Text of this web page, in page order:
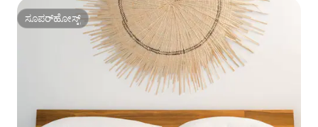
ಸೂಪರ್‌ಹೋಸ್ಟ್
ಸೂಪರ್‌ಹೋಸ್ಟ್